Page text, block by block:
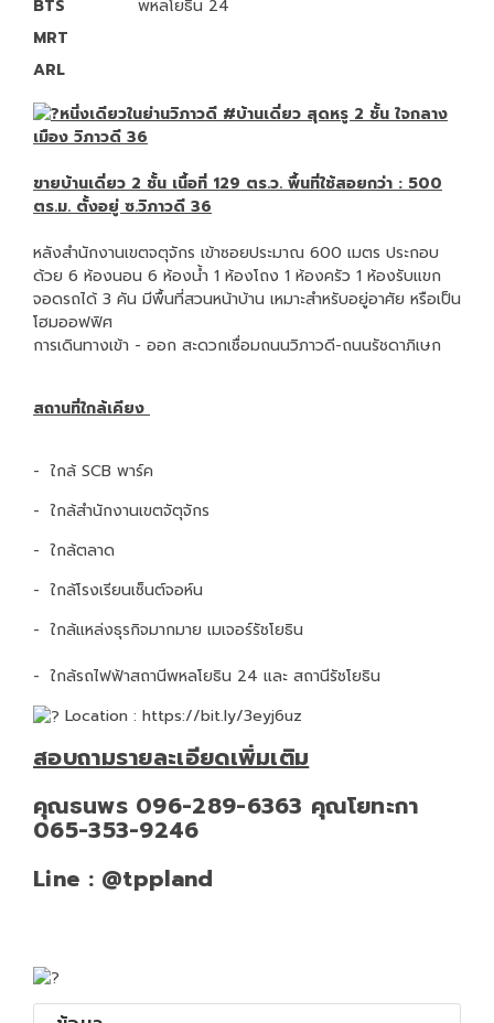
BTS
พหลโยธิน 24
MRT
ARL
หนึ่งเดียวในย่านวิภาวดี #บ้านเดี่ยว สุดหรู 2 ชั้น ใจกลาง
เมือง วิภาวดี 36
ขายบ้านเดี่ยว 2 ชั้น เนื้อที่ 129 ตร.ว. พื้นที่ใช้สอยกว่า : 500
ตร.ม. ตั้งอยู่ ซ.วิภาวดี 36
หลังสำนักงานเขตจตุจักร เข้าซอยประมาณ 600 เมตร ประกอบ
ด้วย 6 ห้องนอน 6 ห้องน้ำ 1 ห้องโถง 1 ห้องครัว 1 ห้องรับแขก
จอดรถได้ 3 คัน มีพื้นที่สวนหน้าบ้าน เหมาะสำหรับอยู่อาศัย หรือเป็น
โฮมออฟฟิศ
การเดินทางเข้า - ออก สะดวกเชื่อมถนนวิภาวดี-ถนนรัชดาภิเษก
สถานที่ใกล้เคียง
- ใกล้ SCB พาร์ค
- ใกล้สำนักงานเขตจัตุจักร
- ใกล้ตลาด
- ใกล้โรงเรียนเซ็นต์จอห์น
- ใกล้แหล่งธุรกิจมากมาย เมเจอร์รัชโยธิน
- ใกล้รถไฟฟ้าสถานีพหลโยธิน 24 และ สถานีรัชโยธิน
Location : https://bit.ly/3eyj6uz
สอบถามรายละเอียดเพิ่มเติม
คุณธนพร 096-289-6363 คุณโยทะกา
065-353-9246
Line : @tppland